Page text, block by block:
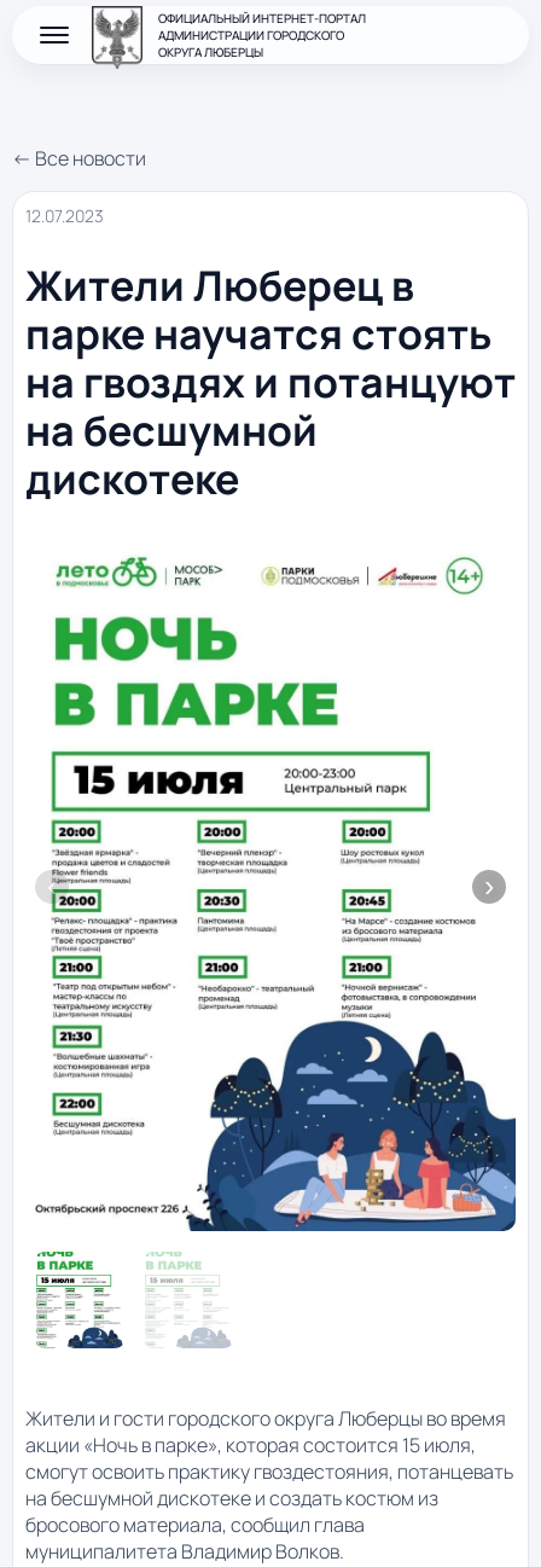
ОФИЦИАЛЬНЫЙ ИНТЕРНЕТ-ПОРТАЛ
АДМИНИСТРАЦИИ ГОРОДСКОГО
ОКРУГА ЛЮБЕРЦЫ
← Все новости
12.07.2023
Жители Люберец в
парке научатся стоять
на гвоздях и потанцуют
на бесшумной
дискотеке
Жители и гости городского округа Люберцы во время
акции «Ночь в парке», которая состоится 15 июля,
смогут освоить практику гвоздестояния, потанцевать
на бесшумной дискотеке и создать костюм из
бросового материала, сообщил глава
муниципалитета Владимир Волков.